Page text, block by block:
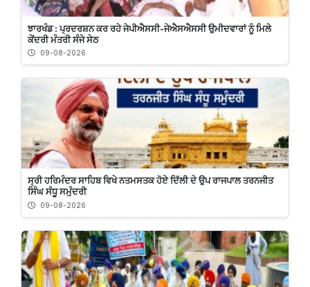
ਝਾਰਖੰਡ : ਪ੍ਰਦਰਸ਼ਨ ਕਰ ਰਹੇ ਜੇਪੀਐਸਸੀ-ਜੇਐਸਐਸਸੀ ਉਮੀਦਵਾਰਾਂ ਨੂੰ ਮਿਲੇ
ਕੇਂਦਰੀ ਮੰਤਰੀ ਸੰਜੇ ਸੇਠ
09-08-2026
ਸ੍ਰੀ ਹਰਿਮੰਦਰ ਸਾਹਿਬ ਵਿਖੇ ਨਤਮਸਤਕ ਹੋਏ ਦਿੱਲੀ ਦੇ ਉਪ ਰਾਜਪਾਲ ਤਰਨਜੀਤ
ਸਿੰਘ ਸੰਧੂ ਸਮੁੰਦਰੀ
09-08-2026